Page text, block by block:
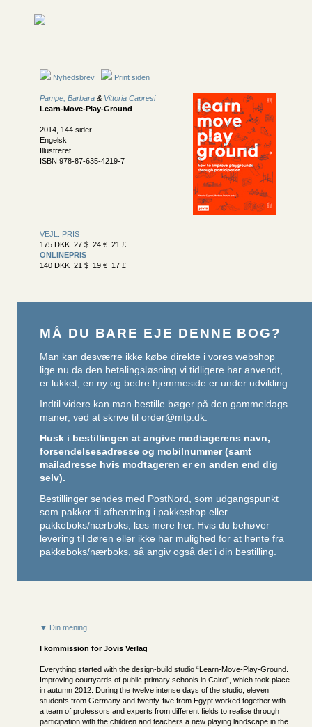
Nyhedsbrev Print siden
Pampe, Barbara & Vittoria Capresi
Learn-Move-Play-Ground
2014, 144 sider
Engelsk
Illustreret
ISBN 978-87-635-4219-7
VEJL. PRIS
175 DKK 27 $ 24 € 21 £
ONLINEPRIS
140 DKK 21 $ 19 € 17 £
MÅ DU BARE EJE DENNE BOG?
Man kan desværre ikke købe direkte i vores webshop
lige nu da den betalingsløsning vi tidligere har anvendt,
er lukket; en ny og bedre hjemmeside er under udvikling.
Indtil videre kan man bestille bøger på den gammeldags
maner, ved at skrive til order@mtp.dk.
Husk i bestillingen at angive modtagerens navn,
forsendelsesadresse og mobilnummer (samt
mailadresse hvis modtageren er en anden end dig
selv).
Bestillinger sendes med PostNord, som udgangspunkt
som pakker til afhentning i pakkeshop eller
pakkeboks/nærboks; læs mere her. Hvis du behøver
levering til døren eller ikke har mulighed for at hente fra
pakkeboks/nærboks, så angiv også det i din bestilling.
▼ Din mening
I kommission forJovis Verlag
Everything started with the design-build studio “Learn-Move-Play-Ground.
Improving courtyards of public primary schools in Cairo”, which took place
in autumn 2012. During the twelve intense days of the studio, eleven
students from Germany and twenty-five from Egypt worked together with
a team of professors and experts from different fields to realise through
participation with the children and teachers a new playing landscape in the